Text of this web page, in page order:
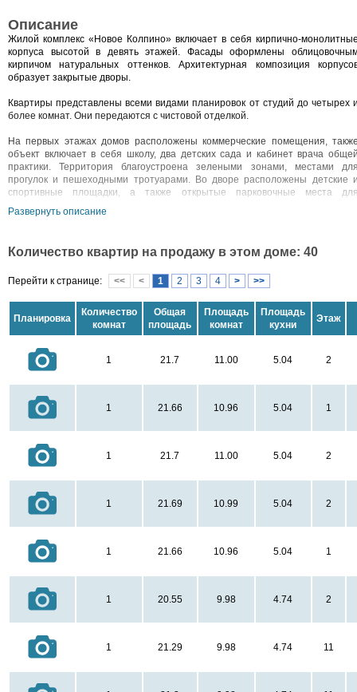
Описание
Жилой комплекс «Новое Колпино» включает в себя кирпично-
корпуса высотой в девять этажей. Фасады оформлены
кирпичом натуральных оттенков. Архитектурная композиция
образует закрытые дворы.
Квартиры представлены всеми видами планировок от студий до четырех
более комнат. Они передаются с чистовой отделкой.
На первых этажах домов расположены коммерческие помещения,
объект включает в себя школу, два детских сада и кабинет врача
практики. Территория благоустроена зелеными зонами, местами
прогулок и пешеходными тротуарами. Во дворе расположены детские
спортивные площадки, а также открытые парковочные места
автомобилей.
салоны красоты, медицинские центры, стоматология, отделения
расположены в 20 минутах транспортом.
Развернуть описание
Количество квартир на продажу в этом доме: 40
Перейти к странице: << < 1 2 3 4 > >>
Планировка
Количество
комнат
Общая
площадь
Площадь
комнат
Площадь
кухни
Этаж
1 21.7 11.00 5.04 2
1 21.66 10.96 5.04 1
1 21.7 11.00 5.04 2
1 21.69 10.99 5.04 2
1 21.66 10.96 5.04 1
1 20.55 9.98 4.74 2
1 21.29 9.98 4.74 11